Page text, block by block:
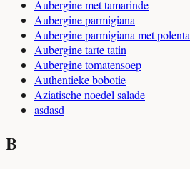
Aubergine met tamarinde
Aubergine parmigiana
Aubergine parmigiana met polenta
Aubergine tarte tatin
Aubergine tomatensoep
Authentieke bobotie
Aziatische noedel salade
asdasd
B